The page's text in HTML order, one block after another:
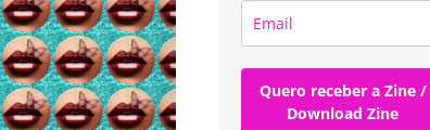
Quero receber a Zine /
Download Zine